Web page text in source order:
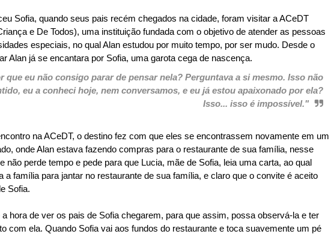
Sofia, quando seus pais recém chegados na cidade, foram visitar a ACeDT
e De Todos), uma instituição fundada com o objetivo de atender as pessoas
especiais, no qual Alan estudou por muito tempo, por ser mudo. Desde o
Alan já se encantara por Sofia, uma garota cega de nascença.
que eu não consigo parar de pensar nela? Perguntava a si mesmo. Isso não
eu a conheci hoje, nem conversamos, e eu já estou apaixonado por ela?
Isso... isso é impossível."
na ACeDT, o destino fez com que eles se encontrassem novamente em um
onde Alan estava fazendo compras para o restaurante de sua família, nesse
não perde tempo e pede para que Lucia, mãe de Sofia, leia uma carta, ao qual
a família para jantar no restaurante de sua família, e claro que o convite é aceito
Sofia.
a hora de ver os pais de Sofia chegarem, para que assim, possa observá-la e ter
com ela. Quando Sofia vai aos fundos do restaurante e toca suavemente um pé